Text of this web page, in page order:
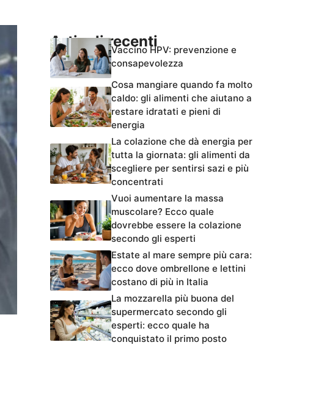
Articoli recentiVaccino HPV: prevenzione e
consapevolezza
Cosa mangiare quando fa molto
caldo: gli alimenti che aiutano a
restare idratati e pieni di
energia
La colazione che dà energia per
tutta la giornata: gli alimenti da
scegliere per sentirsi sazi e più
concentrati
Vuoi aumentare la massa
muscolare? Ecco quale
dovrebbe essere la colazione
secondo gli esperti
Estate al mare sempre più cara:
ecco dove ombrellone e lettini
costano di più in Italia
La mozzarella più buona del
supermercato secondo gli
esperti: ecco quale ha
conquistato il primo posto